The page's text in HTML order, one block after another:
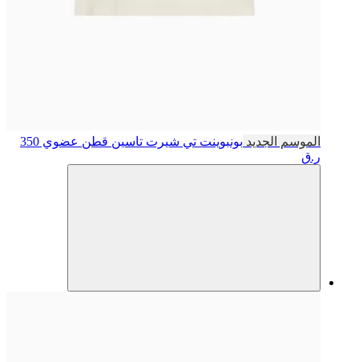
الموسم الجديد بونبوينت تي شيرت تاسين قطن عضوي 350
ر.ق